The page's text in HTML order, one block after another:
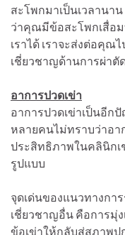
สะโพกมาเป็นเวลานา
ว่าคุณมีข้อสะโพกเสื่อม
เราได้ เราจะส่งต่อคุ
เชี่ยวชาญด้านการผ่าตั
อาการปวดเข่า
อาการปวดเข่าเป็นอีก
หลายคนไม่ทราบว่าอา
ประสิทธิภาพในคลินิกเ
รูปแบบ
จุดเด่นของแนวทางกา
เชี่ยวชาญอื่น คือการมุ่
ข้อเข่าให้กลับสู่สภาพป